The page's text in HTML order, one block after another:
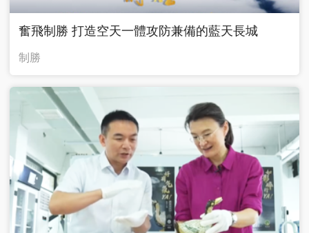
奮飛制勝 打造空天一體攻防兼備的藍天長城
制勝